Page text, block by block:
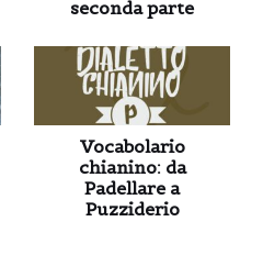
seconda parte
Vocabolario
chianino: da
Padellare a
Puzziderio